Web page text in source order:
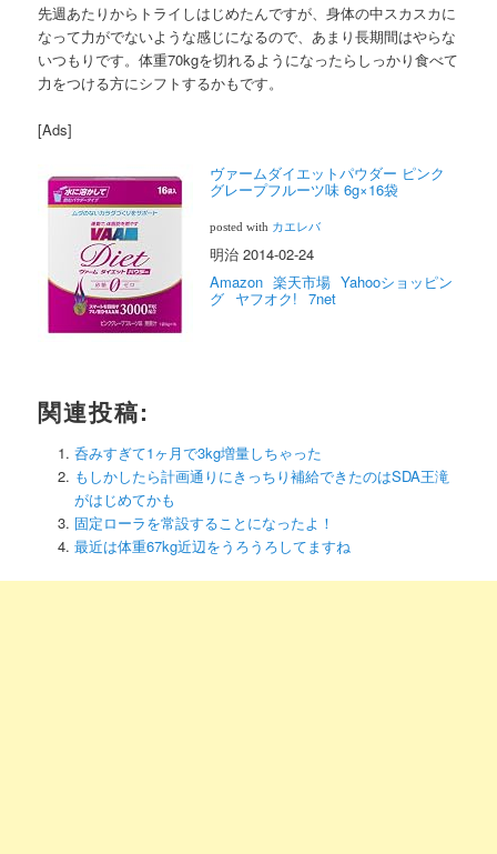
先週あたりからトライしはじめたんですが、身体の中スカスカに
なって力がでないような感じになるので、あまり長期間はやらな
いつもりです。体重70kgを切れるようになったらしっかり食べて
力をつける方にシフトするかもです。
[Ads]
ヴァームダイエットパウダー ピンク
グレープフルーツ味 6g×16袋
posted with カエレバ
明治 2014-02-24
Amazon 楽天市場 Yahooショッピン
グ ヤフオク! 7net
関連投稿:
呑みすぎて1ヶ月で3kg増量しちゃった
もしかしたら計画通りにきっちり補給できたのはSDA王滝
がはじめてかも
固定ローラを常設することになったよ！
最近は体重67kg近辺をうろうろしてますね